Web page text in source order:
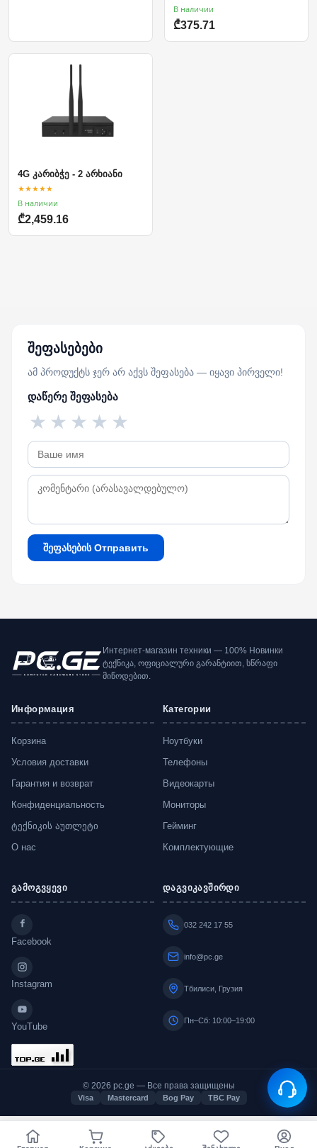
В наличии
₾375.71
4G კარიბჭე - 2 არხიანი
★★★★★
В наличии
₾2,459.16
შეფასებები
ამ პროდუქტს ჯერ არ აქვს შეფასება — იყავი პირველი!
დაწერე შეფასება
★
★
★
★
★
შეფასების Отправить
Интернет-магазин техники — 100% Новинки
ტექნიკა, ოფიციალური გარანტიით, სწრაფი
მიწოდებით.
Информация
Корзина
Условия доставки
Гарантия и возврат
Конфиденциальность
ტექნიკის აუთლეტი
О нас
Категории
Ноутбуки
Телефоны
Видеокарты
Мониторы
Гейминг
Комплектующие
გამოგვყევი
Facebook
Instagram
YouTube
დაგვიკავშირდი
032 242 17 55
info@pc.ge
Тбилиси, Грузия
Пн–Сб: 10:00–19:00
© 2026 pc.ge — Все права защищены
Visa Mastercard Bog Pay TBC Pay